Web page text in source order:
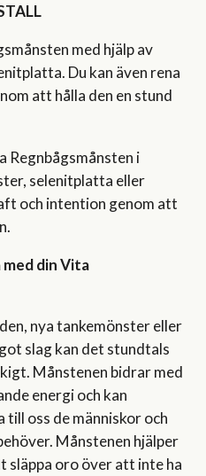
med hjälp av
Du kan även rena
att hålla den en stund
Regnbågsmånsten i
selenitplatta eller
och intention genom att
med din Vita
nya tankemönster eller
slag kan det stundtals
Månstenen bidrar med
energi och kan
oss de människor och
Månstenen hjälper
släppa oro över att inte ha